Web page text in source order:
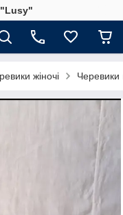
"Lusy"
жіночі Черевики